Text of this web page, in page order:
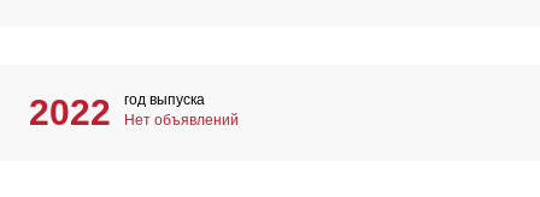
2022
год выпуска
Нет объявлений